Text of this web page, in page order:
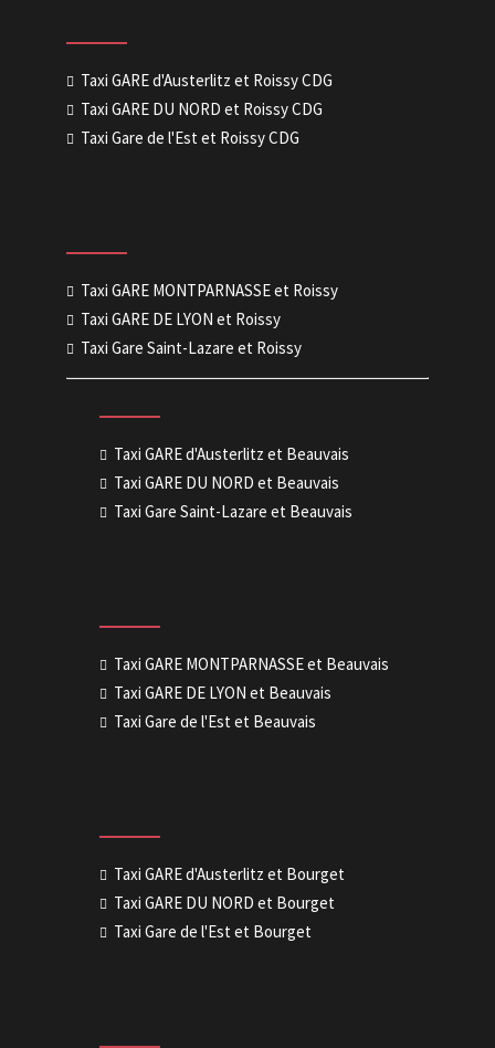
Taxi GARE d'Austerlitz et Roissy CDG
Taxi GARE DU NORD et Roissy CDG
Taxi Gare de l'Est et Roissy CDG
Taxi GARE MONTPARNASSE et Roissy
Taxi GARE DE LYON et Roissy
Taxi Gare Saint-Lazare et Roissy
Taxi GARE d'Austerlitz et Beauvais
Taxi GARE DU NORD et Beauvais
Taxi Gare Saint-Lazare et Beauvais
Taxi GARE MONTPARNASSE et Beauvais
Taxi GARE DE LYON et Beauvais
Taxi Gare de l'Est et Beauvais
Taxi GARE d'Austerlitz et Bourget
Taxi GARE DU NORD et Bourget
Taxi Gare de l'Est et Bourget